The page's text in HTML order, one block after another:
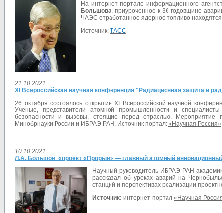
На интернет-портале информационного
Большова, приуроченное к 36-годовщине
ЧАЭС отработанное ядерное топливо
Источник: ТАСС
21.10.2021
XI Всероссийская научная конференция "Радиационная защита и
26 октября состоялось открытие XI Всероссийской научной
Ученые, представители атомной промышленности и
безопасности и вызовы, стоящие перед отраслью. Мероприятие
Минобрнауки России и ИБРАЭ РАН. Источник портал: «Научная Россия»
10.10.2021
Л.А. Большов: «проект «Прорыв» — главный атомный
Научный руководитель ИБРАЭ РАН
рассказал об уроках аварий на
станций и перспективах реализации
Источник: интернет-портал «Научная